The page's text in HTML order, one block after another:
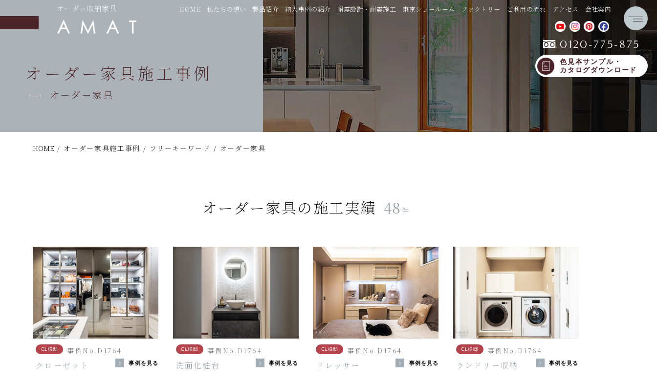
オーダー収納家具 HOME 私たちの想い 製品紹介 納入事例の紹介 耐震設計・耐震施工 東京ショールーム ファクトリー ご利用の流れ アクセス 会社案内
0120-775-875
色見本サンプル・
カタログダウンロード
オーダー家具施工事例
オーダー家具
HOME / オーダー家具施工事例 / フリーキーワード / オーダー家具
オーダー家具の施工実績 48 件
CL様邸 事例No.D1764
クローゼット 事例を見る
CL様邸 事例No.D1764
洗面化粧台 事例を見る
CL様邸 事例No.D1764
ドレッサー 事例を見る
CL様邸 事例No.D1764
ランドリー収納 事例を見る